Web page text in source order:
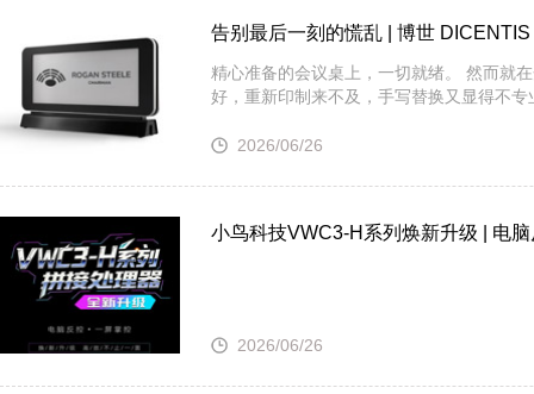
告别最后一刻的慌乱 | 博世
精心准备的会议桌上，一切就绪。 然而就
好，重新印制来不及，手写替换又显得不
2026/06/26
小鸟科技VWC3-H系列焕新升级 | 电脑
2026/06/26